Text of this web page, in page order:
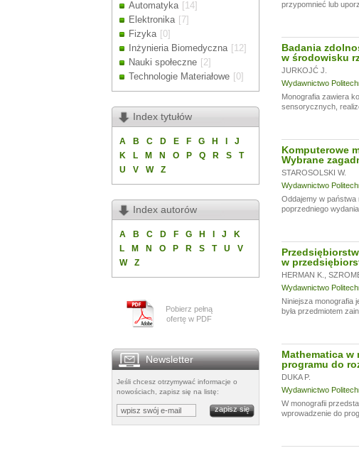
Automatyka [14]
Elektronika [7]
Fizyka [0]
Inżynieria Biomedyczna [12]
Nauki społeczne [2]
Technologie Materiałowe [0]
Index tytułów
A B C D E F G H
J
K
L M N O P Q R S
T
U
V W Z
Index autorów
A B C D F G H J
K
L
M N O P R S T U
V
W
Z
Pobierz pełną
ofertę w PDF
Newsletter
Jeśli chcesz otrzymywać informacje o
nowościach, zapisz się na listę:
przypomnieć lub
Badania
w środowisku
JURKOJĆ J.
Wydawnictwo
Monografia zawiera
sensorycznych,
Komputerowe
Wybrane
STAROSOLSKI W.
Wydawnictwo
Oddajemy w państwa
poprzedniego
w
HERMAN K.
Wydawnictwo
Niniejsza monografia
była przedmiotem
Mathematica
programu do
DUKA P.
Wydawnictwo
W monografii
wprowadzenie do